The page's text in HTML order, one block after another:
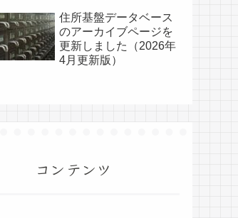
住所基盤データベース
のアーカイブページを
更新しました（2026年
4月更新版）
コンテンツ